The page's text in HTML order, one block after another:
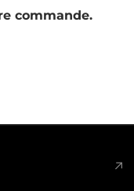
commande.